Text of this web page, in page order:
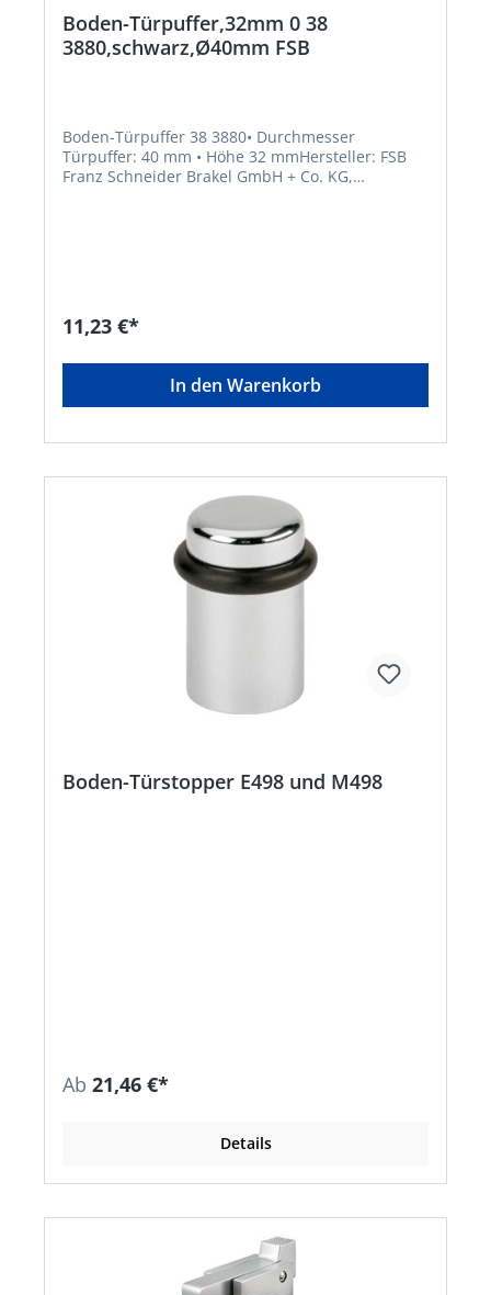
Boden-Türpuffer,32mm 0 38
3880,schwarz,Ø40mm FSB
Boden-Türpuffer 38 3880• Durchmesser
Türpuffer: 40 mm • Höhe 32 mmHersteller: FSB
Franz Schneider Brakel GmbH + Co. KG,
11,23 €*
In den Warenkorb
Boden-Türstopper E498 und M498
Ab 21,46 €*
Details